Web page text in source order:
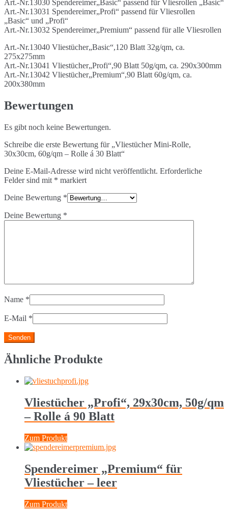
Art.-Nr.13030 Spendereimer„Basic“ passend für Vliesrollen „Basic“
Art.-Nr.13031 Spendereimer„Profi“ passend für Vliesrollen
„Basic“ und „Profi“
Art.-Nr.13032 Spendereimer„Premium“ passend für alle Vliesrollen
Art.-Nr.13040 Vliestücher„Basic“,120 Blatt 32g/qm, ca.
275x275mm
Art.-Nr.13041 Vliestücher„Profi“,90 Blatt 50g/qm, ca. 290x300mm
Art.-Nr.13042 Vliestücher„Premium“,90 Blatt 60g/qm, ca.
200x380mm
Bewertungen
Es gibt noch keine Bewertungen.
Schreibe die erste Bewertung für „Vliestücher Mini-Rolle,
30x30cm, 60g/qm – Rolle á 30 Blatt“
Deine E-Mail-Adresse wird nicht veröffentlicht. Erforderliche
Felder sind mit * markiert
Deine Bewertung *
Deine Bewertung *
Name *
E-Mail *
Ähnliche Produkte
Vliestücher „Profi“, 29x30cm, 50g/qm
– Rolle á 90 Blatt
Zum Produkt
Spendereimer „Premium“ für
Vliestücher – leer
Zum Produkt